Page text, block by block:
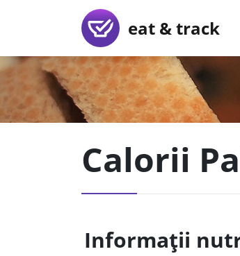
eat & track
Calorii
Informații